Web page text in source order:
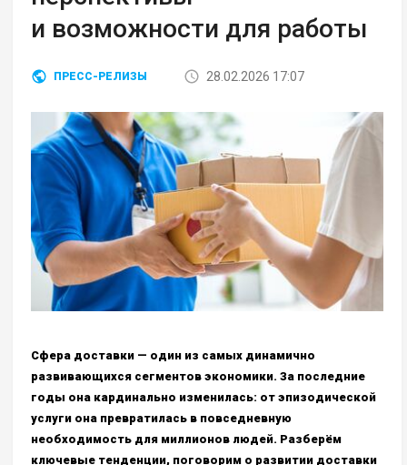
и возможности для работы
ПРЕСС-РЕЛИЗЫ 28.02.2026 17:07
Сфера доставки — один из самых динамично
развивающихся сегментов экономики. За последние
годы она кардинально изменилась: от эпизодической
услуги она превратилась в повседневную
необходимость для миллионов людей. Разберём
ключевые тенденции, поговорим о развитии доставки